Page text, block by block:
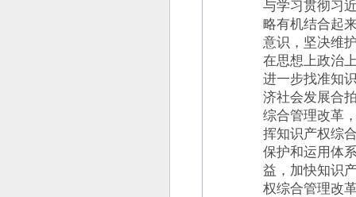
与学习贯彻习
略有机结合起
意识，坚决维
在思想上政治
进一步找准知
济社会发展合
综合管理改革
挥知识产权综
保护和运用体
益，加快知识
权综合管理改